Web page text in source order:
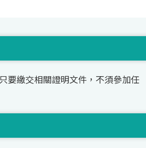
要繳交相關證明文件，不須參加任